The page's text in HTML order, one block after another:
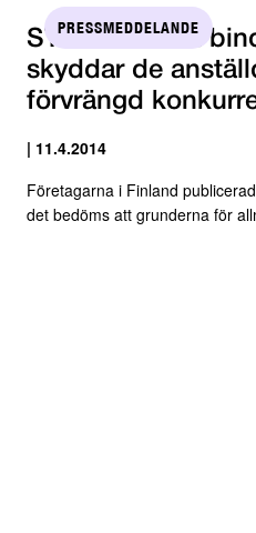
PRESSMEDDELANDE
STTK: Allmänt
skyddar de
förvrängd
| 11.4.2014
Företagarna i Finland
det bedöms att grunderna för